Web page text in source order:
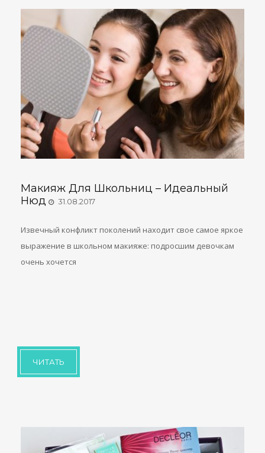
Макияж Для Школьниц – Идеальный
Нюд
31.08.2017
Извечный конфликт поколений находит свое самое яркое
выражение в школьном макияже: подросшим девочкам
очень хочется
ЧИТАТЬ